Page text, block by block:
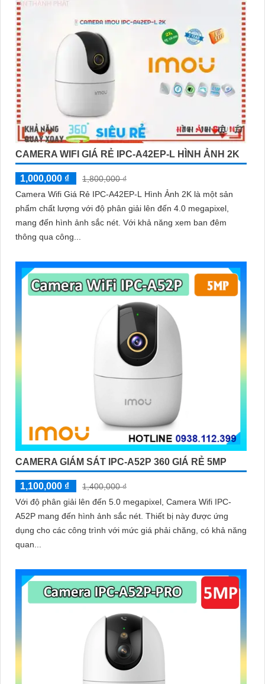
CAMERA WIFI GIÁ RẺ IPC-A42EP-L HÌNH ẢNH 2K
1,000,000 ₫
1,800,000 ₫
Camera Wifi Giá Rẻ IPC-A42EP-L Hình Ảnh 2K là một sản
phẩm chất lượng với độ phân giải lên đến 4.0 megapixel,
mang đến hình ảnh sắc nét. Với khả năng xem ban đêm
thông qua công...
CAMERA GIÁM SÁT IPC-A52P 360 GIÁ RẺ 5MP
1,100,000 ₫
1,400,000 ₫
Với độ phân giải lên đến 5.0 megapixel, Camera Wifi IPC-
A52P mang đến hình ảnh sắc nét. Thiết bị này được ứng
dụng cho các công trình với mức giá phải chăng, có khả năng
quan...